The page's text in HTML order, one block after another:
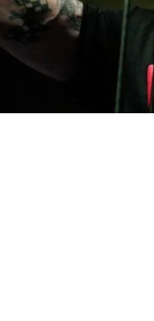
в одеському
хітами гуртів
місцева молодь
на
з